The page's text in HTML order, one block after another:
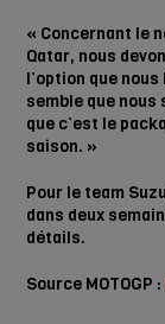
« Concernant le
Qatar, nous
l’option que
semble que nous
que c’est le
saison. »
Pour le team
dans deux
détails.
Source MOTOGP :